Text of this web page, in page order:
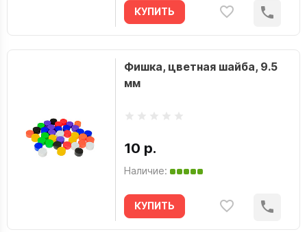
КУПИТЬ
Фишка, цветная шайба, 9.5
мм
10 р.
Наличие:
КУПИТЬ